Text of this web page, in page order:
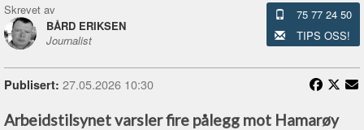
Skrevet av
BÅRD ERIKSEN
Journalist
75 77 24 50
TIPS OSS!
Publisert: 27.05.2026 10:30
Arbeidstilsynet varsler fire pålegg mot Hamarøy